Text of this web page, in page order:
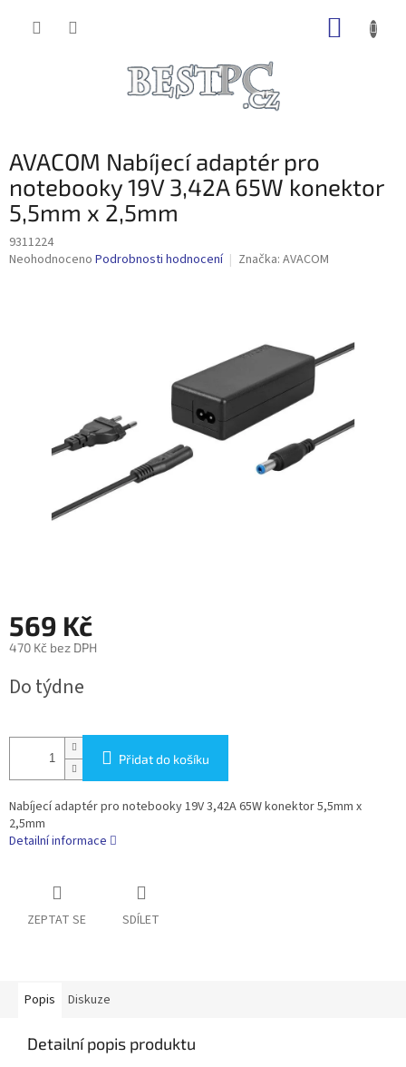
AVACOM Nabíjecí adaptér pro
notebooky 19V 3,42A 65W konektor
5,5mm x 2,5mm
9311224
Průměrné
Neohodnoceno Podrobnosti hodnocení Značka: AVACOM
569 Kč
470 Kč bez DPH
cena:
Do týdne
Přidat do košíku
Nabíjecí adaptér pro notebooky 19V 3,42A 65W konektor 5,5mm x
2,5mm
Detailní informace
ZEPTAT SE SDÍLET
Popis Diskuze
Detailní popis produktu